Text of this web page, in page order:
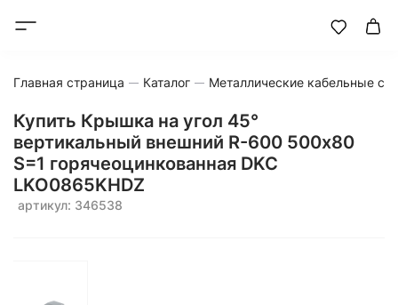
Главная страница Каталог Металлические кабельные
Купить Крышка на угол 45°
вертикальный внешний R-600 500х80
S=1 горячеоцинкованная DKC
LKO0865KHDZ
артикул: 346538